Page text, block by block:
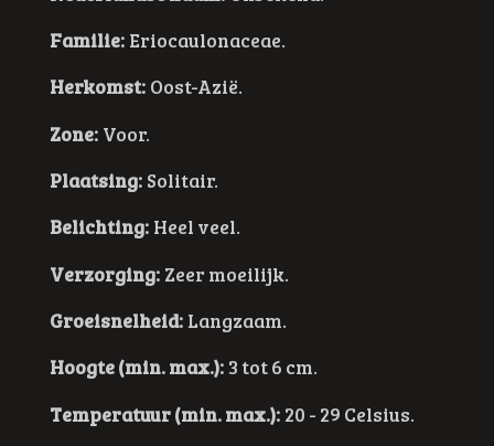
Familie: Eriocaulonaceae.
Herkomst: Oost-Azië.
Zone: Voor.
Plaatsing:Solitair.
Belichting: Heel veel.
Verzorging:Zeer moeilijk.
Groeisnelheid: Langzaam.
Hoogte (min. max.):3 tot 6 cm.
Temperatuur (min. max.):20 - 29 Celsius.